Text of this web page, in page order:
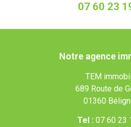
07 60 23
Notre agence
TEM
689 Route de
01360
Tel : 07 60 23